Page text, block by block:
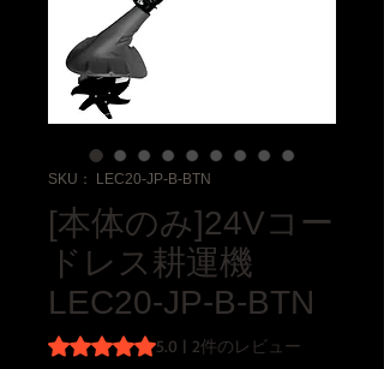
SKU： LEC20-JP-B-BTN
[本体のみ]24Vコー
ドレス耕運機
LEC20-JP-B-BTN
評価は2件のレビューに基づき、5つ星
5.0 | 2件のレビュー